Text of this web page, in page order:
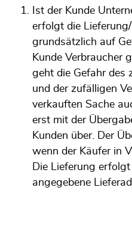
Ist der Kunde
erfolgt die
grundsätzlich auf
Kunde Verbraucher
geht die Gefahr des
und der zufälligen
verkauften Sache
erst mit der
Kunden über. Der
wenn der Käufer in
Die Lieferung
angegebene